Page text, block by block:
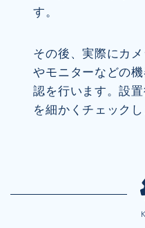
す。
その後、実際にカ
やモニターなどの
認を行います。設
を細かくチェックし